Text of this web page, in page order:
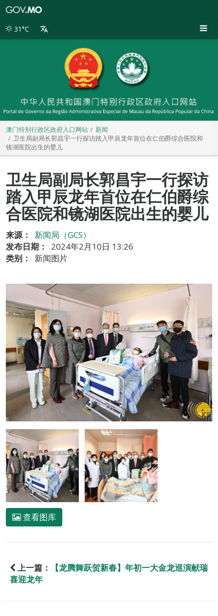
别
31°C
澳门特别行政区政府入口网站
新闻
卫生局副局长郭昌宇一行探访踏入甲辰龙年首位在仁伯爵综合医院和
镜湖医院出生的婴儿
卫生局副局长郭昌宇一行探访
踏入甲辰龙年首位在仁伯爵综
合医院和镜湖医院出生的婴儿
来源：
新闻局（GCS）
发布日期：
2024年2月10日 13:26
类别：
新闻图片
查看图库
上一篇：
【龙腾舞跃贺新春】年初一大金龙巡演献瑞
喜迎龙年